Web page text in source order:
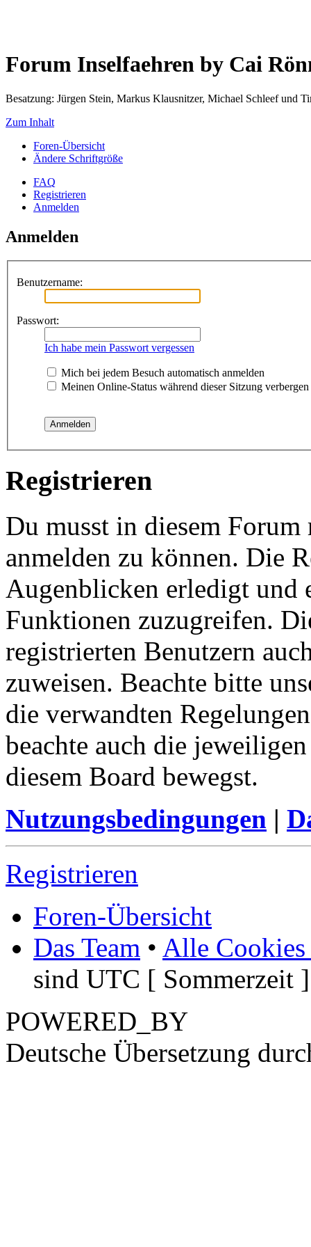
Forum Inselfaehren by Cai
Besatzung: Jürgen Stein, Markus Klausnitzer, Michael Schleef und
Zum Inhalt
Foren-Übersicht
Ändere Schriftgröße
FAQ
Registrieren
Anmelden
Anmelden
Benutzername:
Passwort:
Ich habe mein Passwort vergessen
Mich bei jedem Besuch automatisch anmelden
Meinen Online-Status während dieser Sitzung verbergen
Registrieren
Du musst in diesem
anmelden zu können. Die
Augenblicken erledigt und
Funktionen zuzugreifen.
registrierten Benutzern
zuweisen. Beachte bitte
die verwandten
beachte auch die
diesem Board bewegst.
Nutzungsbedingungen |
Registrieren
Foren-Übersicht
Das Team • Alle Cookies
sind UTC [ Sommerzeit ]
POWERED_BY
Deutsche Übersetzung